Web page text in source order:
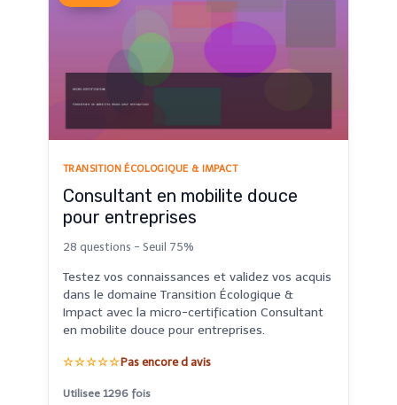
TRANSITION ÉCOLOGIQUE & IMPACT
Consultant en mobilite douce
pour entreprises
28 questions - Seuil 75%
Testez vos connaissances et validez vos acquis
dans le domaine Transition Écologique &
Impact avec la micro-certification Consultant
en mobilite douce pour entreprises.
☆☆☆☆☆Pas encore d avis
Utilisee 1296 fois